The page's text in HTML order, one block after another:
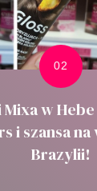
Mixa w
i szansa
Brazylii!